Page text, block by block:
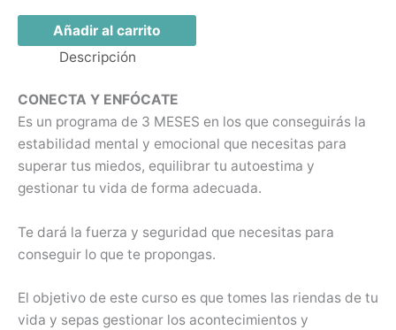
Añadir al carrito
Descripción
CONECTA Y ENFÓCATE
Es un programa de 3 MESES en los que conseguirás la
estabilidad mental y emocional que necesitas para
superar tus miedos, equilibrar tu autoestima y
gestionar tu vida de forma adecuada.
Te dará la fuerza y seguridad que necesitas para
conseguir lo que te propongas.
El objetivo de este curso es que tomes las riendas de tu
vida y sepas gestionar los acontecimientos y